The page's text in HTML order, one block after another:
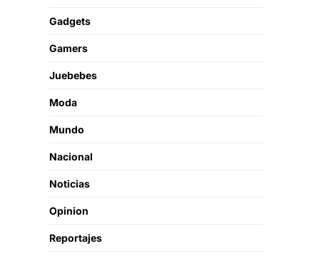
Gadgets
Gamers
Juebebes
Moda
Mundo
Nacional
Noticias
Opinion
Reportajes